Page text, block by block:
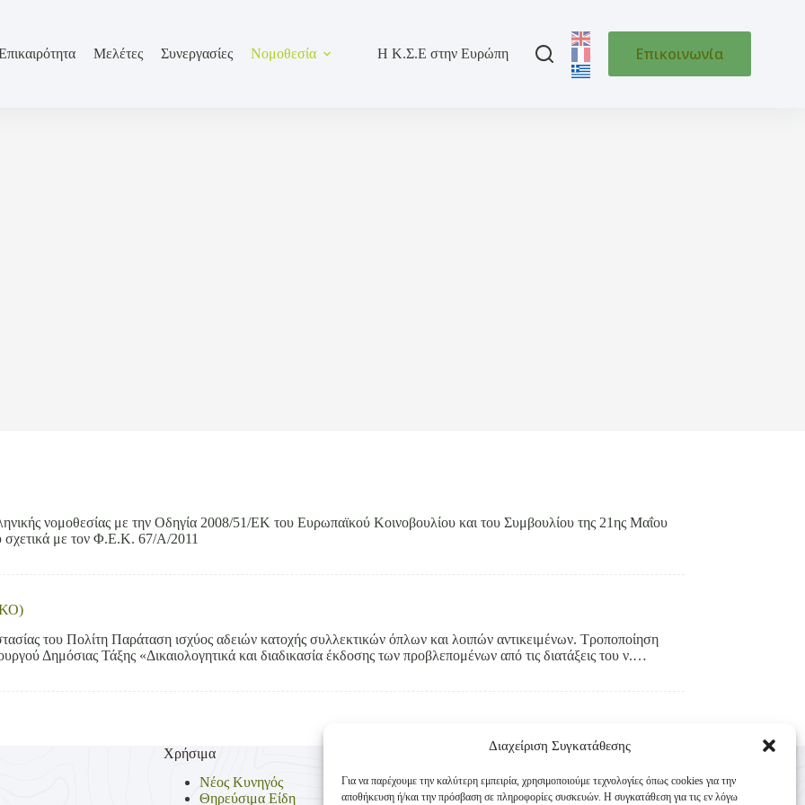
Διαχείριση Συγκατάθεσης
Για να παρέχουμε την καλύτερη εμπειρία, χρησιμοποιούμε τεχνολογίες όπως cookies για την
αποθήκευση ή/και την πρόσβαση σε πληροφορίες συσκευών. Η συγκατάθεση για τις εν λόγω
Μελέτες Συνεργασίες Νομοθεσία Η Κ.Σ.Ε στην Ευρώπη Επικοινωνία
νομοθεσίας με την Οδηγία 2008/51/ΕΚ του Ευρωπαϊκού Κοινοβουλίου και του Συμβουλίου της 21ης Μαΐου
σχετικά με τον Φ.Ε.Κ. 67/Α/2011
του Πολίτη Παράταση ισχύος αδειών κατοχής συλλεκτικών όπλων και λοιπών αντικειμένων. Τροποποίηση
Δημόσιας Τάξης «Δικαιολογητικά και διαδικασία έκδοσης των προβλεπομένων από τις διατάξεις του ν.…
Χρήσιμα
Νέος Κυνηγός
Θηρεύσιμα Είδη
Επικοινωνία
Κυνηγετική Συνομοσπονδία Ελλάδος